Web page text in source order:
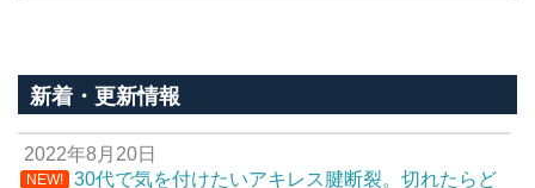
新着・更新情報
2022年8月20日
NEW!
30代で気を付けたいアキレス腱断裂。切れたらど